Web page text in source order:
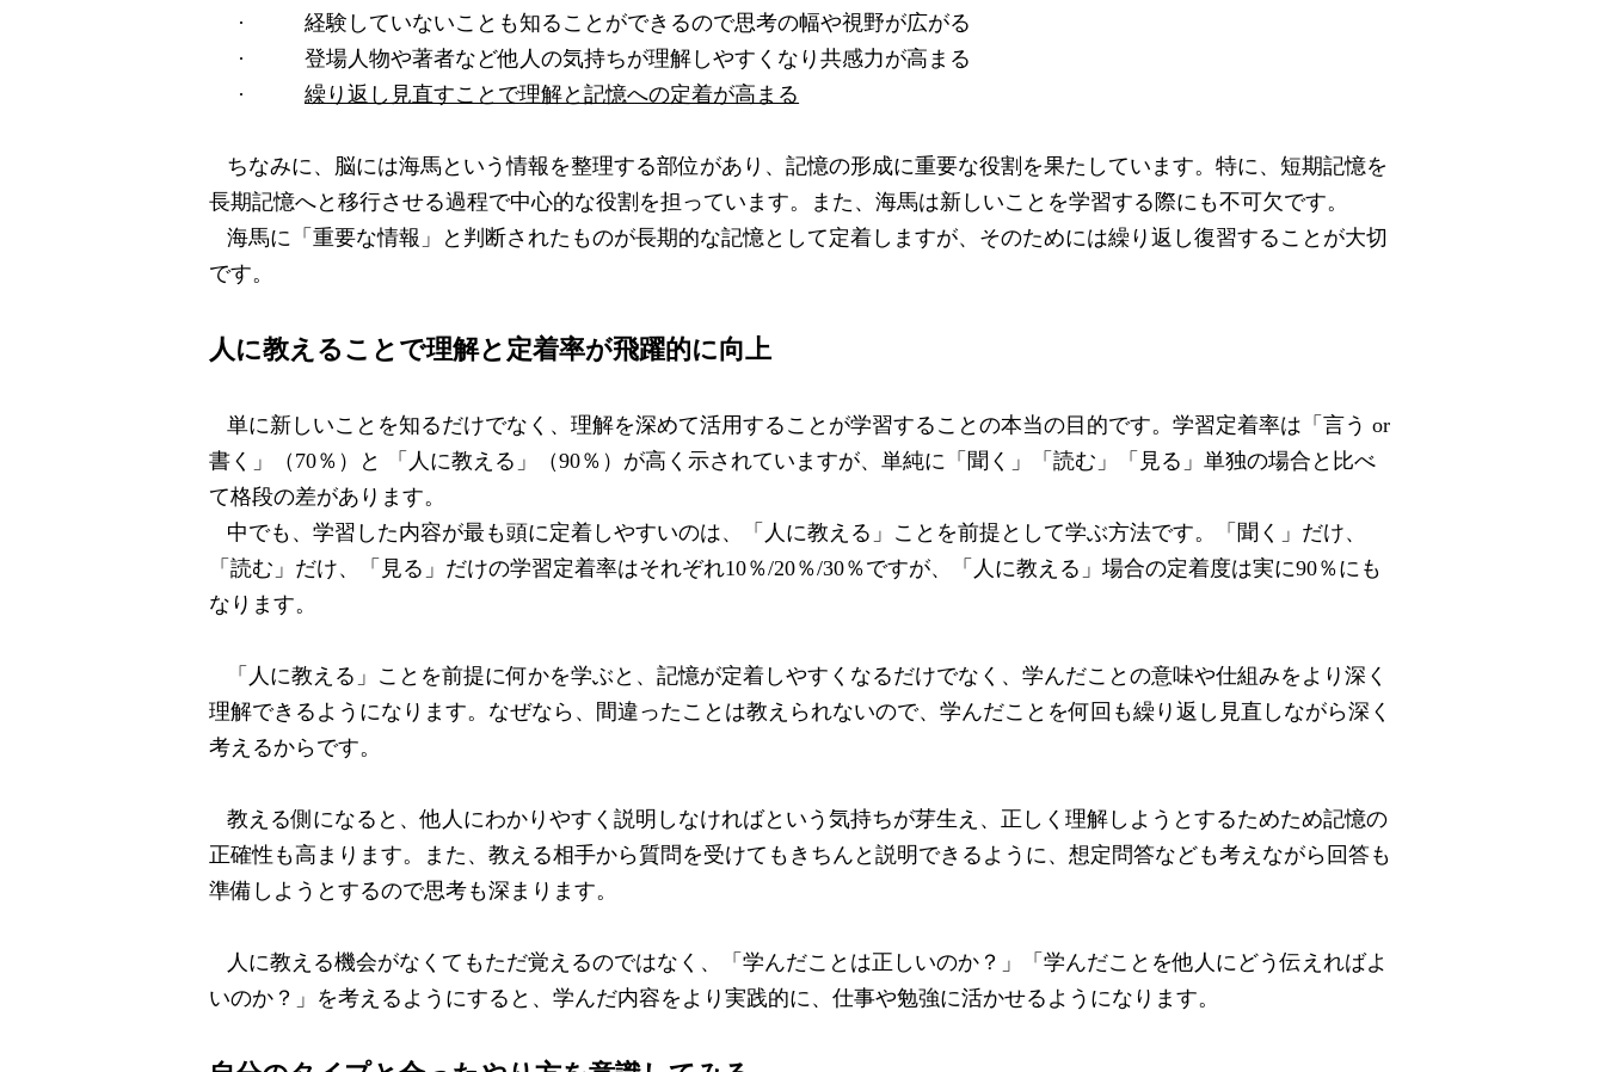
·
経験していないことも知ることができるので思考の幅や視野が広がる
·
登場人物や著者など他人の気持ちが理解しやすくなり共感力が高まる
·
繰り返し見直すことで理解と記憶への定着が高まる
ちなみに、脳には海馬という情報を整理する部位があり、記憶の形成に重要な役割を果たしています。特に、短期記憶を
長期記憶へと移行させる過程で中心的な役割を担っています。また、海馬は新しいことを学習する際にも不可欠です。
海馬に「重要な情報」と判断されたものが長期的な記憶として定着しますが、そのためには繰り返し復習することが大切
です。
人に教えることで理解と定着率が飛躍的に向上
単に新しいことを知るだけでなく、理解を深めて活用することが学習することの本当の目的です。学習定着率は「言う or
書く」（ 70％）と 「人に教える」（90％）が高く示されていますが、単純に「聞く」「読む」「見る」単独の場合と比べ
て格段の差があります。
中でも、学習した内容が最も頭に定着しやすいのは、「人に教える」ことを前提として学ぶ方法です。「聞く」だけ、
「読む」だけ、「見る」だけの学習定着率はそれぞれ10％/20％/30％ですが、「人に教える」場合の定着度は実に90％にも
なります。
「人に教える」ことを前提に何かを学ぶと、記憶が定着しやすくなるだけでなく、学んだことの意味や仕組みをより深く
理解できるようになります。 なぜなら、間違ったことは教えられないので、学んだことを何回も繰り返し見直しながら深く
考えるからです。
教える側になると、他人にわかりやすく説明しなければという気持ちが芽生え、正しく理解しようとするためため記憶の
正確性も高まります。
また、教える相手から質問を受けてもきちんと説明できるように、想定問答なども考えながら回答も
準備しようとするので思考も深まります。
人に教える機会がなくてもただ覚えるのではなく、「学んだことは正しいのか？」「学んだことを他人にどう伝えればよ
いのか？」を考えるようにすると、学んだ内容をより実践的に、仕事や勉強に活かせるようになります。